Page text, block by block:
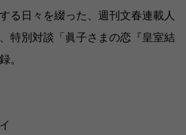
る日々を綴った、週刊文春連載人
特別対談「眞子さまの恋『皇室結
。